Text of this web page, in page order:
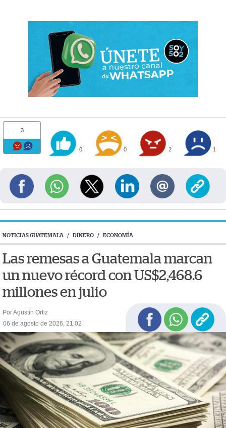
3
0 0 2 1
NOTICIAS GUATEMALA / DINERO / ECONOMÍA
Las remesas a Guatemala marcan
un nuevo récord con US$2,468.6
millones en julio
Por Agustín Ortiz
06 de agosto de 2026, 21:02